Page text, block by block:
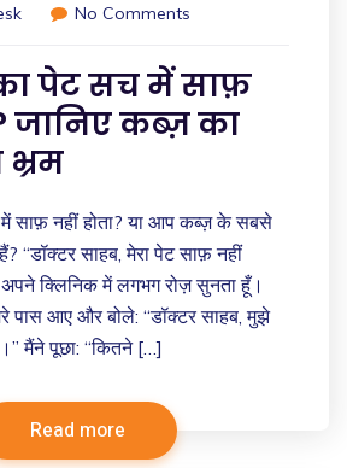
No Comments
पेट सच में साफ़
जानिए कब्ज़ का
साफ़ नहीं होता? या आप कब्ज़ के सबसे
“डॉक्टर साहब, मेरा पेट साफ़ नहीं
क्लिनिक में लगभग रोज़ सुनता हूँ।
पास आए और बोले: “डॉक्टर साहब, मुझे
मैंने पूछा: “कितने […]
Read more